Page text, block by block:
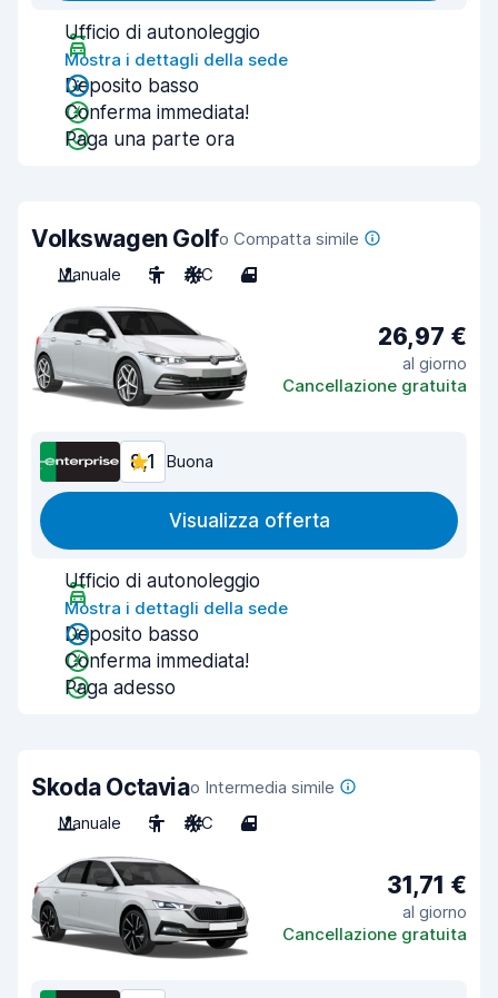
Ufficio di autonoleggio
Mostra i dettagli della sede
Deposito basso
Conferma immediata!
Paga una parte ora
Volkswagen Golfo Compatta simile
Manuale
5 A/C 4
26,97 €
al giorno
Cancellazione gratuita
8,1 Buona
Visualizza offerta
Ufficio di autonoleggio
Mostra i dettagli della sede
Deposito basso
Conferma immediata!
Paga adesso
Skoda Octaviao Intermedia simile
Manuale
5 A/C 4
31,71 €
al giorno
Cancellazione gratuita